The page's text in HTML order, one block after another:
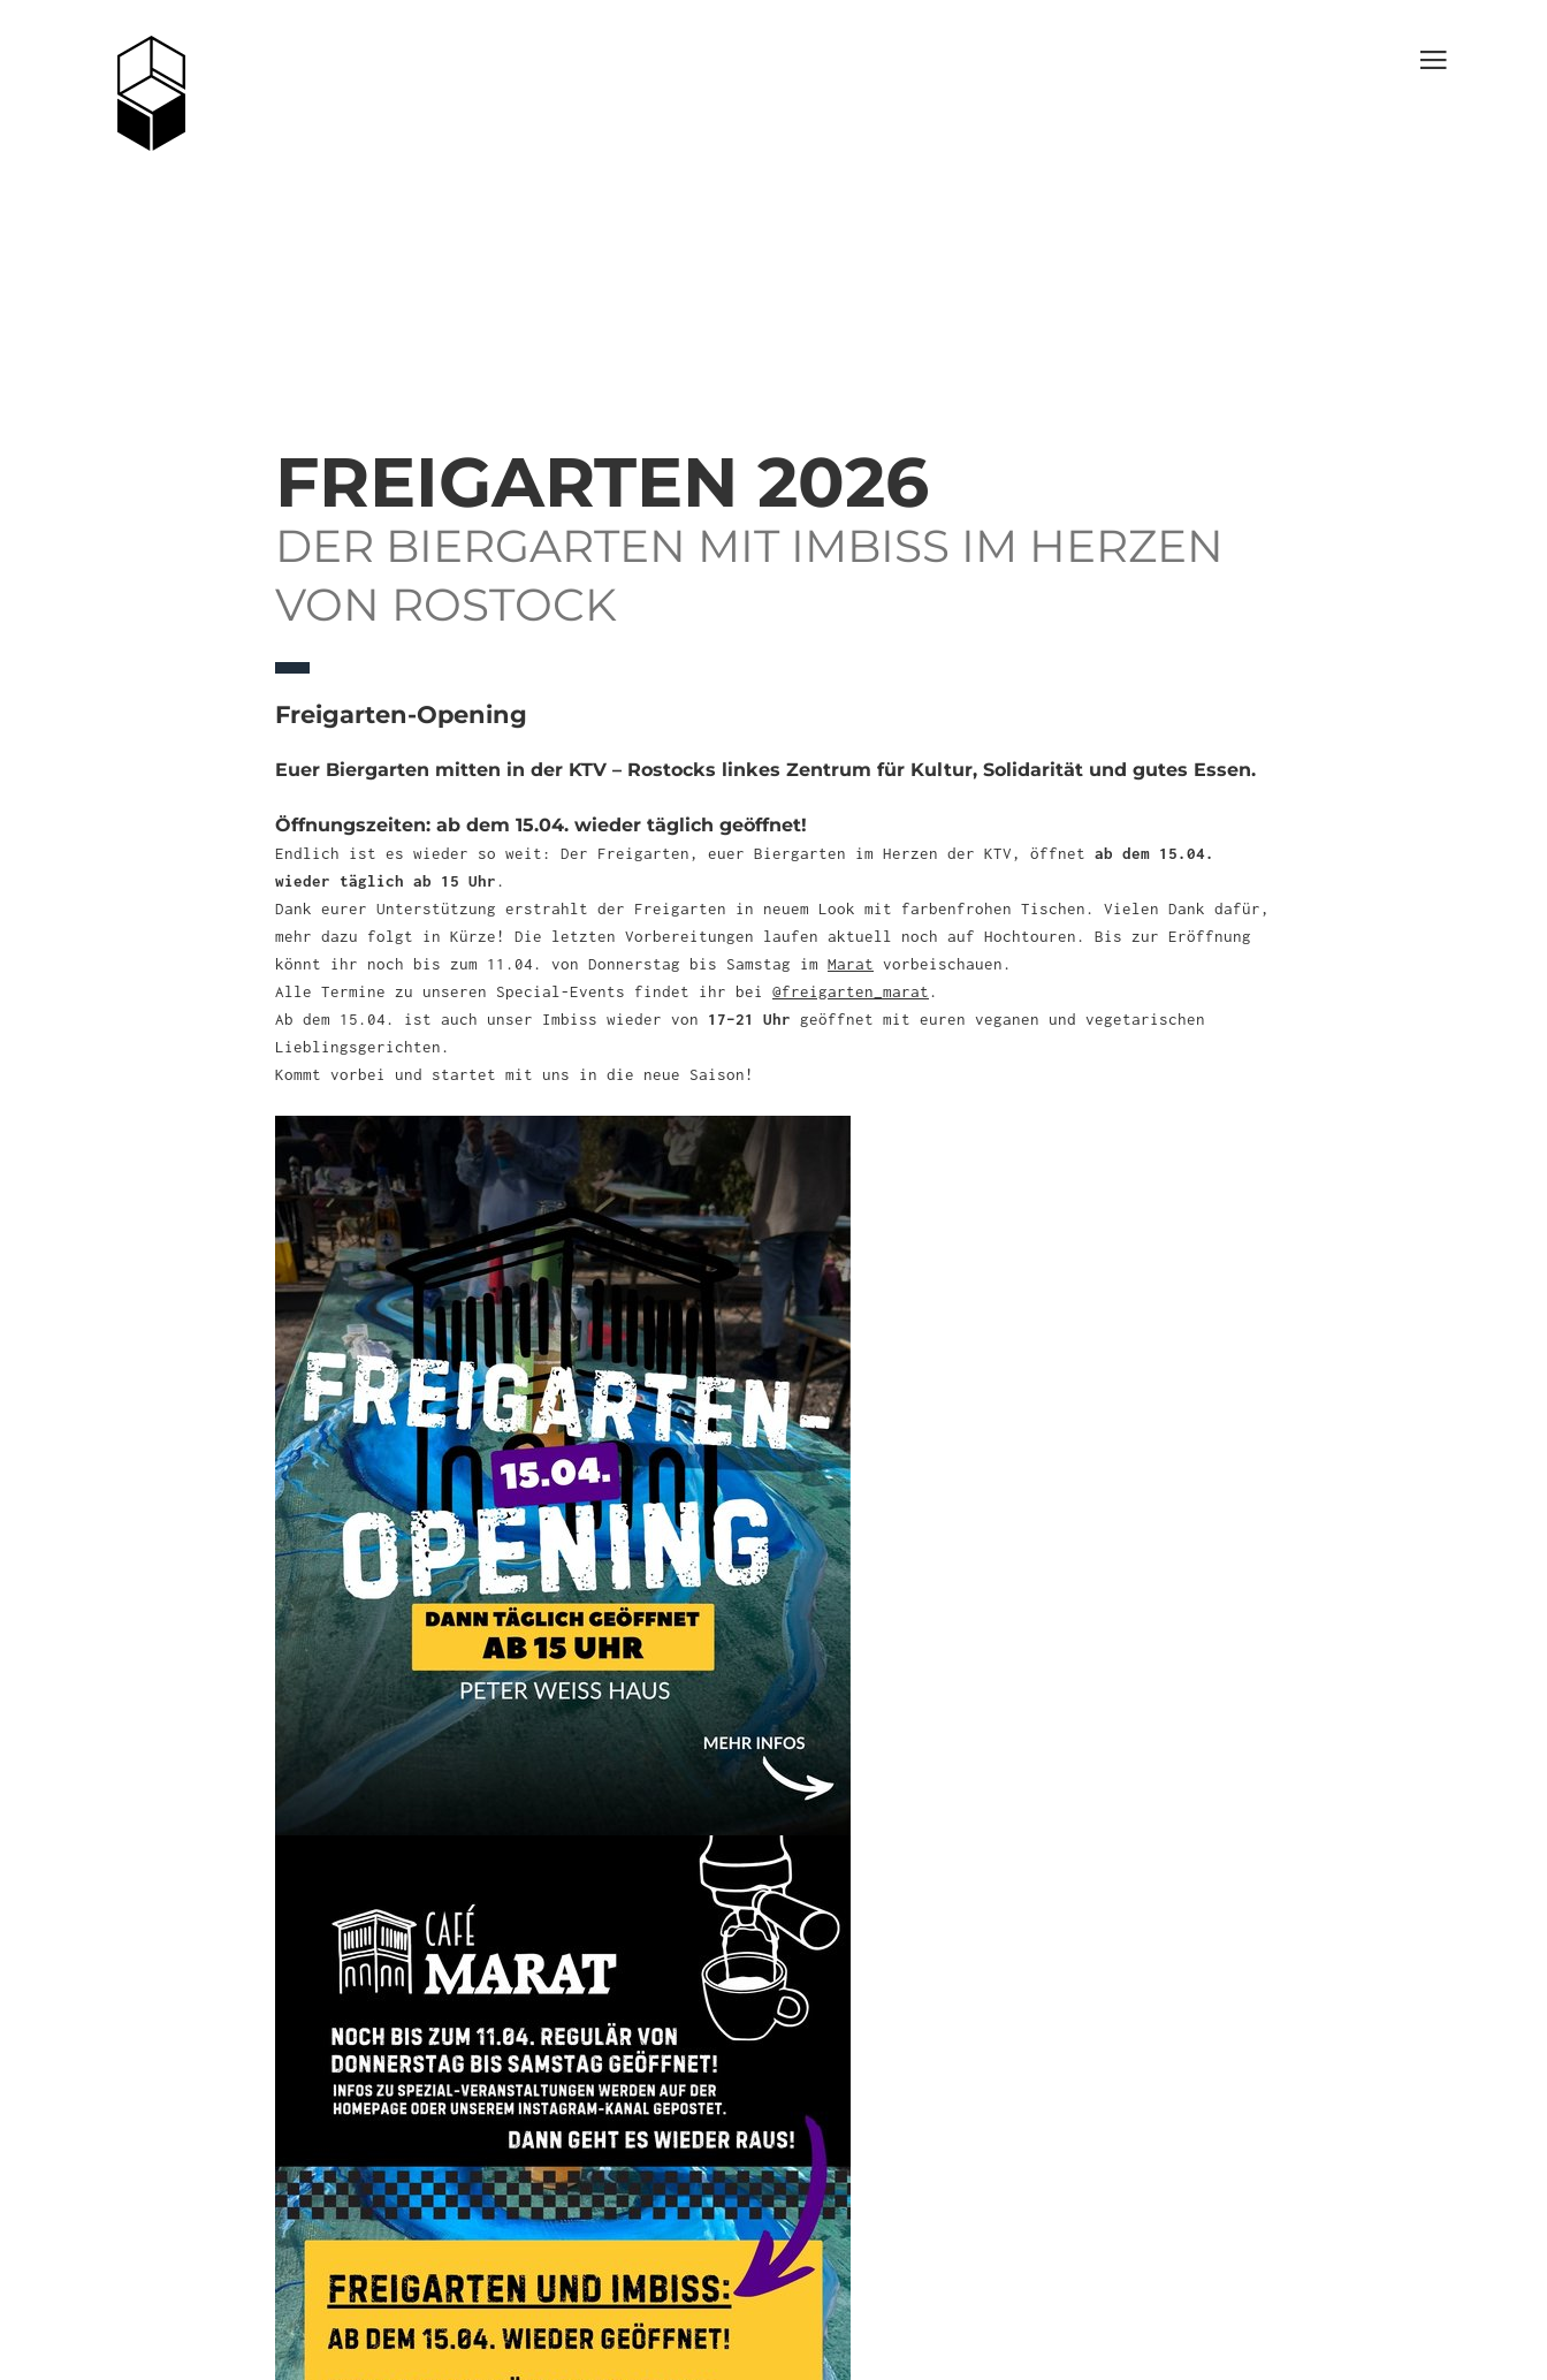
FREIGARTEN 2026
DER BIERGARTEN MIT IMBISS IM HERZEN
VON ROSTOCK
Freigarten-Opening
Euer Biergarten mitten in der KTV – Rostocks linkes Zentrum für Kultur, Solidarität und gutes Essen.
Öffnungszeiten: ab dem 15.04. wieder täglich geöffnet!
Endlich ist es wieder so weit: Der Freigarten, euer Biergarten im Herzen der KTV, öffnet ab dem 15.04.
wieder täglich ab
15 Uhr .
Dank eurer Unterstützung erstrahlt der Freigarten in neuem Look mit farbenfrohen Tischen. Vielen Dank dafür,
mehr dazu folgt in Kürze! Die letzten Vorbereitungen laufen aktuell noch auf Hochtouren. Bis zur Eröffnung
könnt ihr noch bis zum 11.04. von Donnerstag bis Samstag im Marat vorbeischauen.
Alle Termine zu unseren Special-Events findet ihr bei @freigarten_marat .
Ab dem 15.04. ist auch unser Imbiss wieder von 17–21 Uhr geöffnet mit euren veganen und vegetarischen
Lieblingsgerichten.
Kommt vorbei und startet mit uns in die neue Saison!